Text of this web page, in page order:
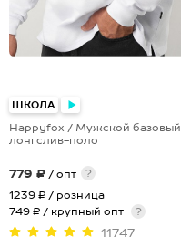
ШКОЛА
Happyfox / Мужской базовый
лонгслив-поло
779 ₽ / опт
?
1239 ₽ / розница
749 ₽ / крупный опт
?
11747